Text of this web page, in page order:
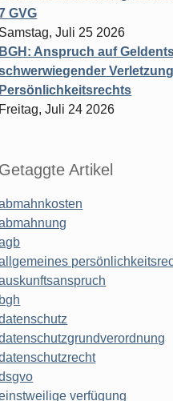
GVG
Samstag, Juli 25 2026
BGH: Anspruch auf
Persönlichkeitsrechts
Freitag, Juli 24 2026
Getaggte Artikel
bgh
verfügung